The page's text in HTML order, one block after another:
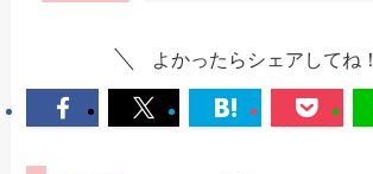
よかったらシェアしてね！